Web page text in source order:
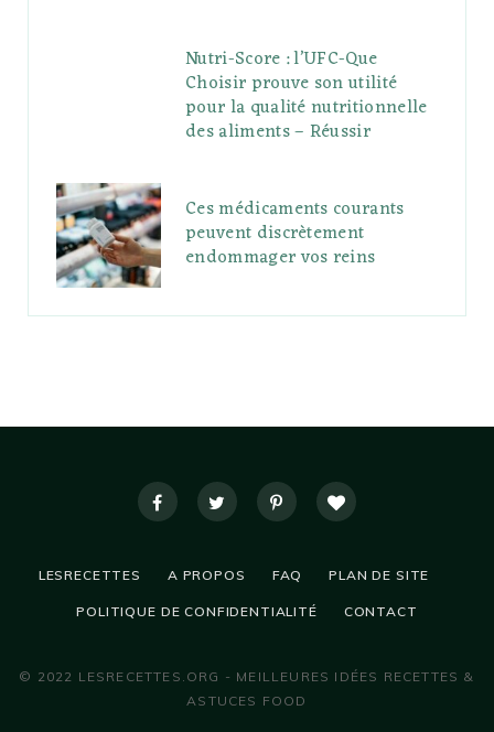
Nutri-Score : l’UFC-Que
Choisir prouve son utilité
pour la qualité nutritionnelle
des aliments – Réussir
Ces médicaments courants
peuvent discrètement
endommager vos reins
LESRECETTES A PROPOS FAQ PLAN DE SITE
POLITIQUE DE CONFIDENTIALITÉ CONTACT
© 2022 LESRECETTES.ORG - MEILLEURES IDÉES RECETTES &
ASTUCES FOOD